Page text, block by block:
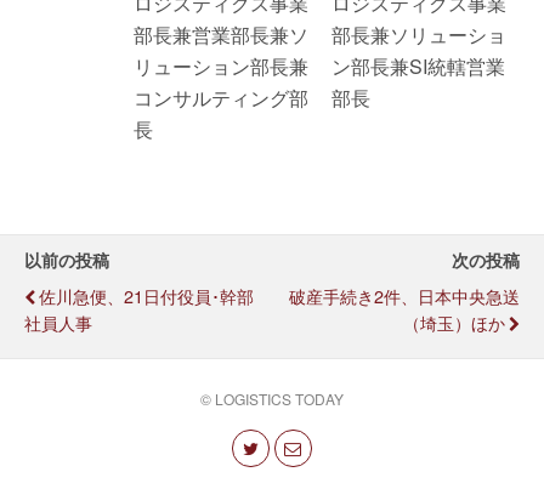
部長兼営業部長兼ソ
リューション部長兼
コンサルティング部
長
部長兼ソリューショ
ン部長兼SI統轄営業
部長
以前の投稿
佐川急便、21日付役員･幹部
社員人事
次の投稿
破産手続き2件、日本中央急送
（埼玉）ほか
© LOGISTICS TODAY